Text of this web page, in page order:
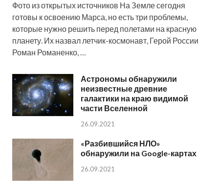
Фото из открытых источников На Земле сегодня
готовы к освоению Марса, но есть три проблемы,
которые нужно решить перед полетами на красную
планету. Их назвал летчик-космонавт, Герой России
Роман Романенко, …
Астрономы обнаружили
неизвестные древние
галактики на краю видимой
части Вселенной
26.09.2021
«Разбившийся НЛО»
обнаружили на Google-картах
26.09.2021